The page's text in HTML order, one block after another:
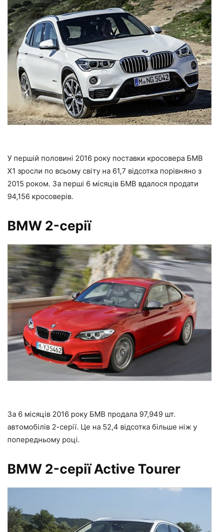
У першій половині 2016 року поставки кросовера БМВ
Х1 зросли по всьому світу на 61,7 відсотка порівняно з
2015 роком. За перші 6 місяців БМВ вдалося продати
94,156 кросоверів.
BMW 2-серії
За 6 місяців 2016 року БМВ продала 97,949 шт.
автомобілів 2-серії. Це на 52,4 відсотка більше ніж у
попередньому році.
BMW 2-серії Active Tourer